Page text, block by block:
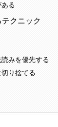
る
クニック
みを優先する
り捨てる